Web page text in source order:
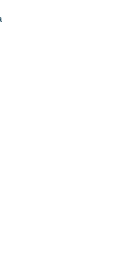
ул. Моисеенко,
пр.